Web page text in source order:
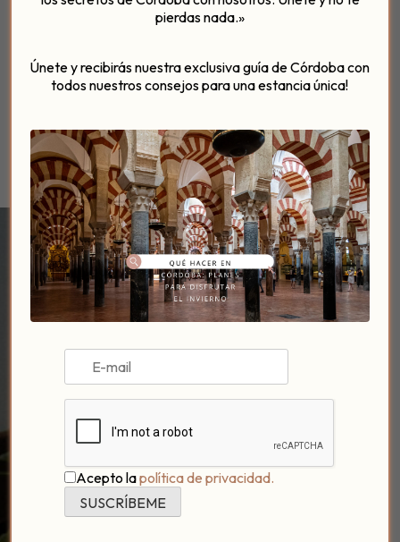
SIGUE POSADERO
pierdas nada.»
Únete y recibirás nuestra exclusiva guía de Córdoba con
todos nuestros consejos para una estancia única!
Acepto lapolítica de privacidad.